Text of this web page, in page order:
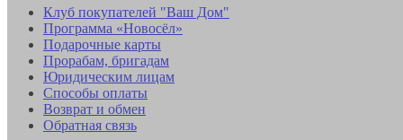
Клуб покупателей "Ваш Дом"
Программа «Новосёл»
Подарочные карты
Прорабам, бригадам
Юридическим лицам
Способы оплаты
Возврат и обмен
Обратная связь